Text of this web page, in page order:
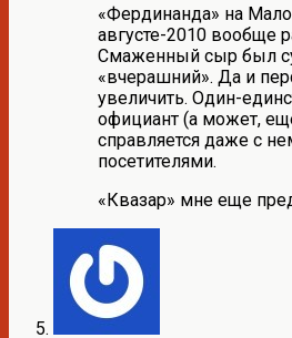
«Фердинанда» на
августе-2010 вообще
Смаженный сыр был
«вчерашний». Да и
увеличить. Один-
официант (а может,
справляется даже с
посетителями.
«Квазар» мне еще